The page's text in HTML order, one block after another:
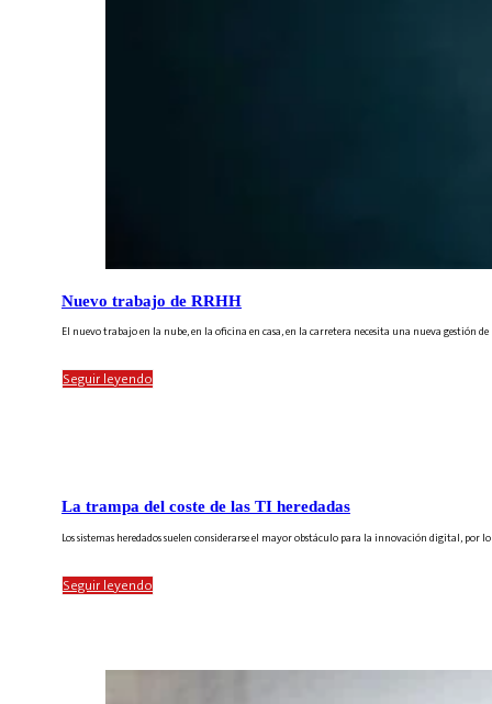
Nuevo trabajo de RRHH
El nuevo trabajo en la nube, en la oficina en casa, en la carretera necesita una nueva gestión
Seguir leyendo
La trampa del coste de las TI heredadas
Los sistemas heredados suelen considerarse el mayor obstáculo para la innovación digital, por
Seguir leyendo